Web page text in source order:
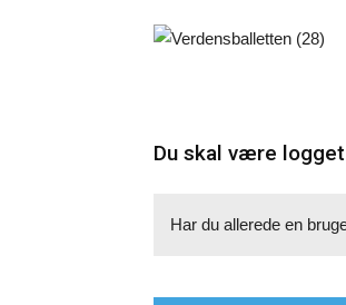
Du skal være
Har du allerede en